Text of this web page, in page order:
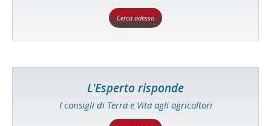
Cerca adesso
L'Esperto risponde
I consigli di Terra e Vita agli agricoltori